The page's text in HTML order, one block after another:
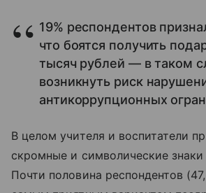
19% респондентов
что боятся получить
тысяч рублей — в таком
возникнуть риск
антикоррупционных
В целом учителя и воспитатели
скромные и символические
Почти половина респондентов